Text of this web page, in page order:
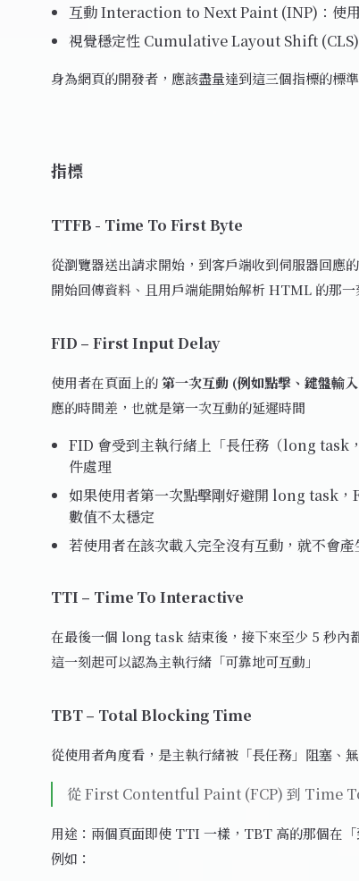
互動 Interaction to Next Paint (INP)：使用
視覺穩定性 Cumulative Layout Shift (CLS)
身為網頁的開發者，應該盡量達到這三個指標的標
指標
TTFB - Time To First Byte
從瀏覽器送出請求開始，到客戶端收到伺服器回應
開始回傳資料、且用戶端能開始解析 HTML 的那
FID – First Input Delay
使用者在頁面上的第一次互動 (例如點擊、鍵盤輸
應的時間差，也就是第一次互動的延遲時間
FID 會受到主執行緒上「長任務（long task
件處理
如果使用者第一次點擊剛好避開 long task，
數值不太穩定
若使用者在該次載入完全沒有互動，就不會
TTI – Time To Interactive
在最後一個 long task 結束後，接下來至少 5 秒內
這一刻起可以認為主執行緒「可靠地可互動」
TBT – Total Blocking Time
從使用者角度看，是主執行緒被「長任務」阻塞、
從 First Contentful Paint (FCP) 到 Time
用途：兩個頁面即使 TTI 一樣，TBT 高的那個在
例如：